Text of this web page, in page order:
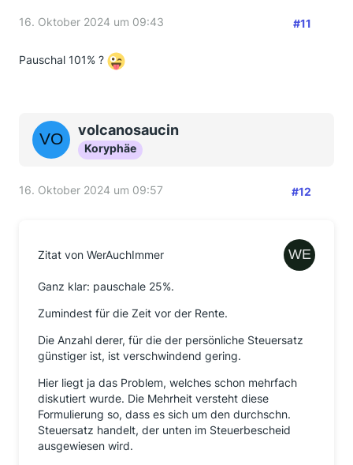
16. Oktober 2024 um 09:43 #11
Pauschal 101% ?
volcanosaucin
Koryphäe
16. Oktober 2024 um 09:57 #12
Zitat von WerAuchImmer
Ganz klar: pauschale 25%.
Zumindest für die Zeit vor der Rente.
Die Anzahl derer, für die der persönliche Steuersatz
günstiger ist, ist verschwindend gering.
Hier liegt ja das Problem, welches schon mehrfach
diskutiert wurde. Die Mehrheit versteht diese
Formulierung so, dass es sich um den durchschn.
Steuersatz handelt, der unten im Steuerbescheid
ausgewiesen wird.